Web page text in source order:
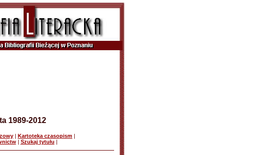
1989-2012
| Kartoteka czasopism |
| Szukaj tytułu |